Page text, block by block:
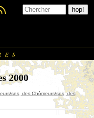
2000
ses, des Chômeurs/ses, des